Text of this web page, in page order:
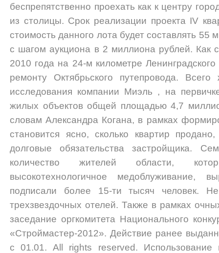
беспрепятственно проехать как к центру
из столицы. Срок реализации проекта IV
стоимость данного лота будет составлять 55
с шагом аукциона в 2 миллиона рублей. Как
2010 года на 24-м километре
ремонту Октябрьского путепровода.
исследования компании Миэль , на
жилых объектов общей площадью 4,7
словам Александра Когана, в рамках
становится ясно, сколько квартир
долговые обязательства застройщика.
количество жителей области,
высокотехнологичное
подписали более 15-ти тысяч человек.
трехзвездочных отелей. Также в рамках
заседание оргкомитета Национального
«Строймастер-2012». Действие ранее
с 01.01. All rights reserved. Использование